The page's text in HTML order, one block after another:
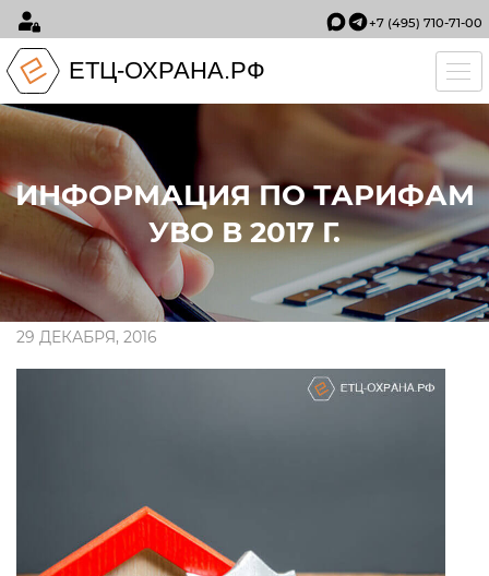
+7 (495) 710-71-00
ЕТЦ-ОХРАНА.РФ
ИНФОРМАЦИЯ ПО ТАРИФАМ
УВО В 2017 Г.
29 ДЕКАБРЯ, 2016